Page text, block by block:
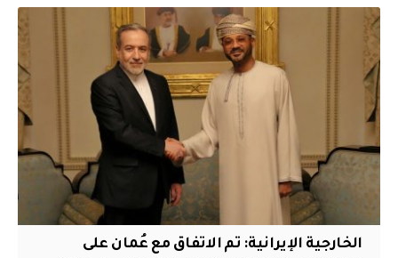
‏الخارجية الإيرانية: تم الاتفاق مع عُمان على